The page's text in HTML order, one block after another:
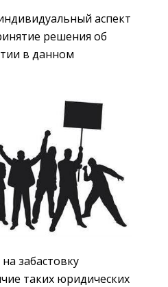
аспект
решения об
в данном
забастовку
таких юридических